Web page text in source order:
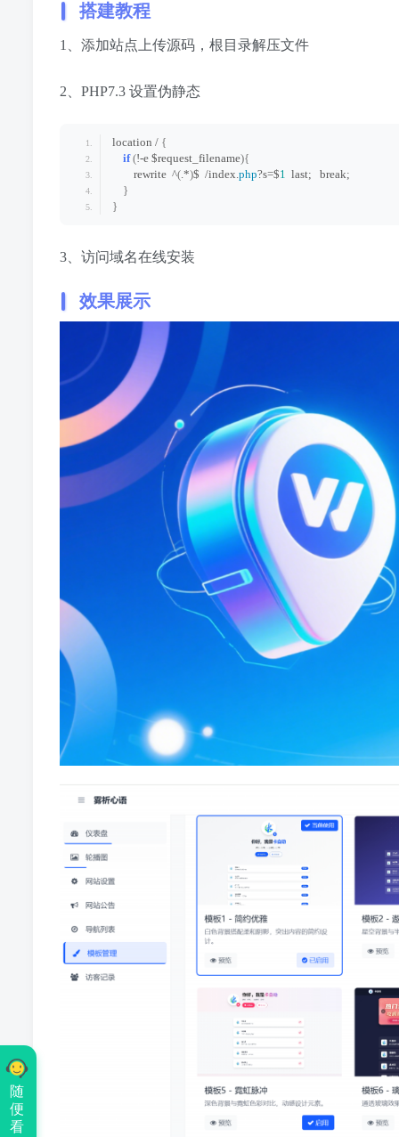
搭建教程
1、添加站点上传源码，根目录解压文件
2、PHP7.3 设置伪静态
location / {
if (!-e $request_filename){
        rewrite  ^
(.*)$  /index.php?s=$1
  last;   break;
}
}
3、访问域名在线安装
效果展示
随
便
看